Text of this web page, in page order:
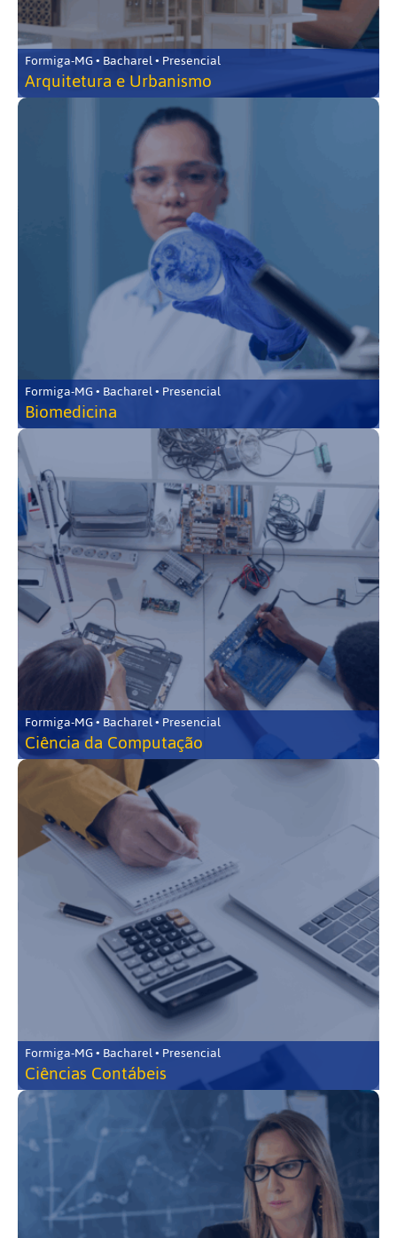
Formiga-MG • Bacharel • Presencial
Arquitetura e Urbanismo
Formiga-MG • Bacharel • Presencial
Biomedicina
Formiga-MG • Bacharel • Presencial
Ciência da Computação
Formiga-MG • Bacharel • Presencial
Ciências Contábeis